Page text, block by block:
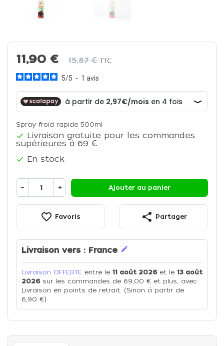
11,90 € 15,87 € TTC
5/5 - 1 avis
Spray froid rapide 500ml
 Livraison gratuite pour les commandes
supérieures à 69 €
 En stock
− + Ajouter au panier
favorite_border Favoris share Partager
Livraison vers : France edit
Livraison OFFERTE entre le 11 août 2026et le 13 août
2026sur les commandes de 69,00 € et plus, avec
Livraison en points de retrait. (Sinon à partir de
6,90 €)